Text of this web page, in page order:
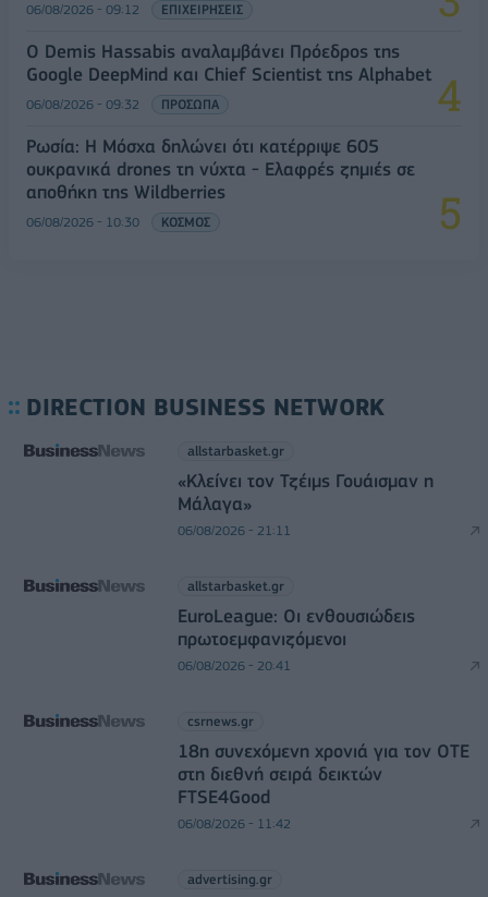
06/08/2026 - 09:12 ΕΠΙΧΕΙΡΗΣΕΙΣ
Ο Demis Hassabis αναλαμβάνει Πρόεδρος της
Google DeepMind και Chief Scientist της Alphabet
06/08/2026 - 09:32 ΠΡΟΣΩΠΑ
Ρωσία: Η Μόσχα δηλώνει ότι κατέρριψε 605
ουκρανικά drones τη νύχτα - Ελαφρές ζημιές σε
αποθήκη της Wildberries
06/08/2026 - 10:30 ΚΟΣΜΟΣ
DIRECTION BUSINESS NETWORK
allstarbasket.gr
«Κλείνει τον Τζέιμς Γουάισμαν η
Μάλαγα»
06/08/2026 - 21:11
allstarbasket.gr
EuroLeague: Οι ενθουσιώδεις
πρωτοεμφανιζόμενοι
06/08/2026 - 20:41
csrnews.gr
18η συνεχόμενη χρονιά για τον ΟΤΕ
στη διεθνή σειρά δεικτών
FTSE4Good
06/08/2026 - 11:42
advertising.gr